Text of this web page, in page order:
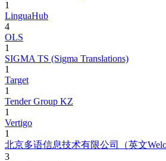
1
LinguaHub
4
OLS
1
SIGMA TS (Sigma Translations)
1
Target
1
Tender Group KZ
1
Vertigo
1
北京多语信息技术有限公司（英文
3